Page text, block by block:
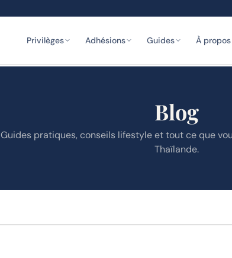
Privilèges Adhésions Guides À propos
Blog
Guides pratiques, conseils lifestyle et tout ce que
Thaïlande.